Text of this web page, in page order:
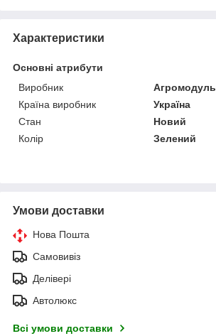
Характеристики
Основні атрибути
Виробник
Агромодуль
Країна виробник
Україна
Стан
Новий
Колір
Зелений
Умови доставки
Нова Пошта
Самовивіз
Делівері
Автолюкс
Всі умови доставки